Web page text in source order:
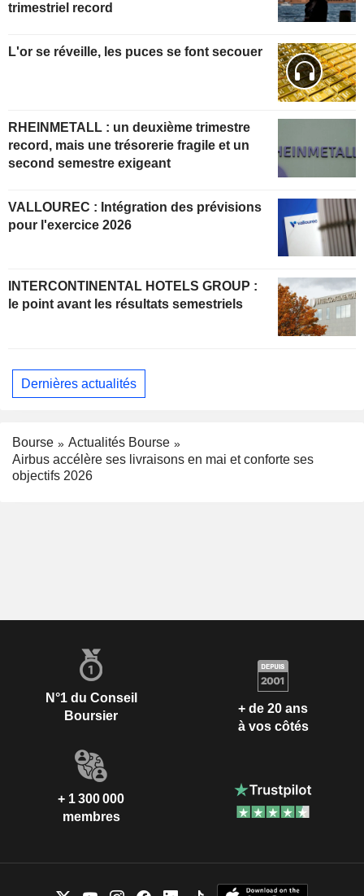
trimestriel record
L'or se réveille, les puces se font secouer
RHEINMETALL : un deuxième trimestre
record, mais une trésorerie fragile et un
second semestre exigeant
VALLOUREC : Intégration des prévisions
pour l'exercice 2026
INTERCONTINENTAL HOTELS GROUP :
le point avant les résultats semestriels
Dernières actualités
Bourse
Actualités Bourse
Airbus accélère ses livraisons en mai et conforte ses
objectifs 2026
N°1 du Conseil
Boursier
+ de 20 ans
à vos côtés
+ 1 300 000
membres